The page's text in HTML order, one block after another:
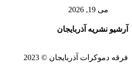
می 19, 2026
آرشیو نشریه آذربایجان
فرقه دموکرات ‫آذربایجان‬ © 2023